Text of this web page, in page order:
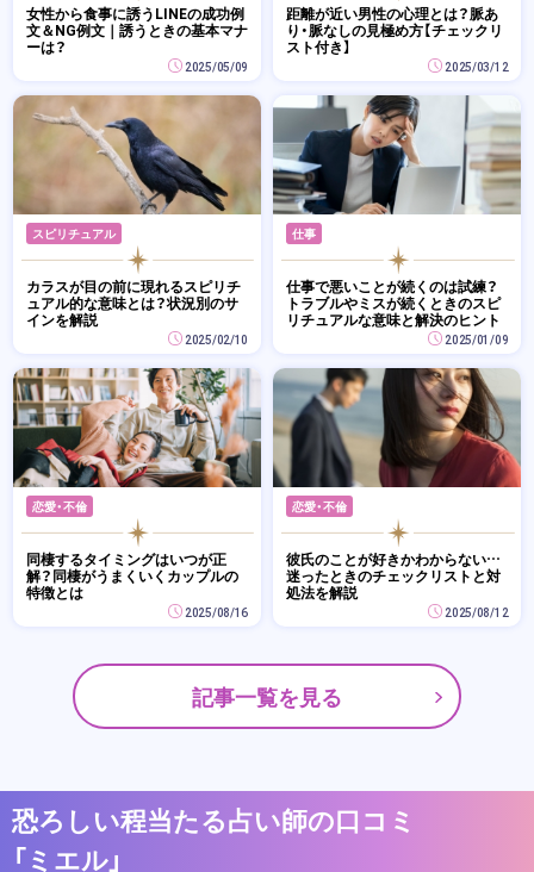
女性から食事に誘うLINEの成功例
文＆NG例文｜誘うときの基本マナ
ーは？
2025/05/09
距離が近い男性の心理とは？脈あ
り・脈なしの見極め方【チェックリ
スト付き】
2025/03/12
スピリチュアル
カラスが目の前に現れるスピリチ
ュアル的な意味とは？状況別のサ
インを解説
2025/02/10
仕事
仕事で悪いことが続くのは試練？
トラブルやミスが続くときのスピ
リチュアルな意味と解決のヒント
2025/01/09
恋愛・不倫
同棲するタイミングはいつが正
解？同棲がうまくいくカップルの
特徴とは
2025/08/16
恋愛・不倫
彼氏のことが好きかわからない…
迷ったときのチェックリストと対
処法を解説
2025/08/12
記事一覧を見る
恐ろしい程当たる占い師の口コミ
「ミエル」